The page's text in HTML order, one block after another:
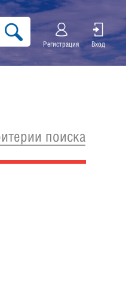
Регистрация Вход
поиска